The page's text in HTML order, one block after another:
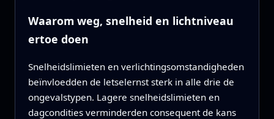
Waarom weg, snelheid en lichtniveau
ertoe doen
Snelheidslimieten en verlichtingsomstandigheden
beïnvloedden de letselernst sterk in alle drie de
ongevalstypen. Lagere snelheidslimieten en
dagcondities verminderden consequent de kans